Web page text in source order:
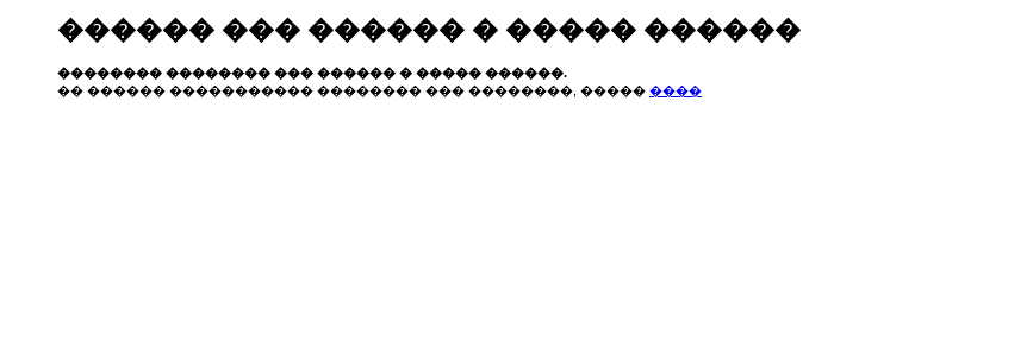
������ ��� ������ � ����� ������
�������� �������� ��� ������ � ����� ������.
�� ������ ����������� �������� ��� ��������, ����� ����